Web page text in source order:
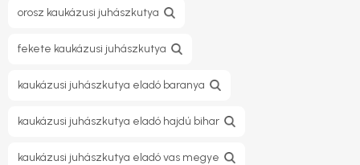
orosz kaukázusi juhászkutya
fekete kaukázusi juhászkutya
kaukázusi juhászkutya eladó baranya
kaukázusi juhászkutya eladó hajdú bihar
kaukázusi juhászkutya eladó vas megye